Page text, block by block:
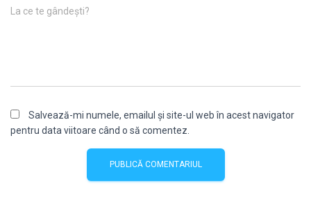
La ce te gândești?
Salvează-mi numele, emailul și site-ul web în acest navigator
pentru data viitoare când o să comentez.